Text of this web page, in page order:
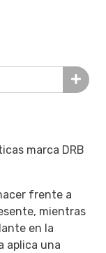
marca DRB
frente a
mientras
en la
aplica una